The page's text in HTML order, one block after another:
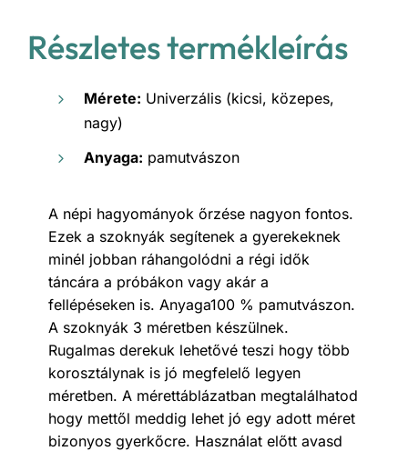
Részletes termékleírás
Mérete: Univerzális (kicsi, közepes,
nagy)
Anyaga: pamutvászon
A népi hagyományok őrzése nagyon fontos.
Ezek a szoknyák segítenek a gyerekeknek
minél jobban ráhangolódni a régi idők
táncára a próbákon vagy akár a
fellépéseken is. Anyaga100 % pamutvászon.
A szoknyák 3 méretben készülnek.
Rugalmas derekuk lehetővé teszi hogy több
korosztálynak is jó megfelelő legyen
méretben. A mérettáblázatban megtalálhatod
hogy mettől meddig lehet jó egy adott méret
bizonyos gyerkőcre. Használat előtt avasd